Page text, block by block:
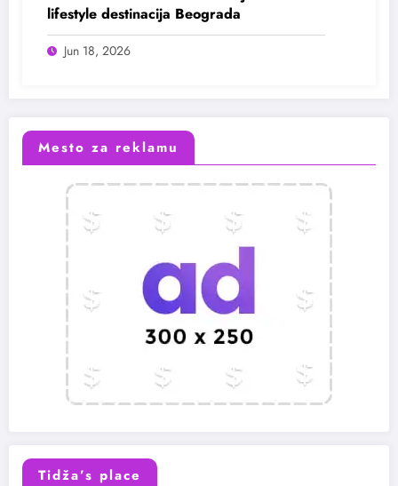
lifestyle destinacija Beograda
Jun 18, 2026
Mesto za reklamu
Tidža’s place